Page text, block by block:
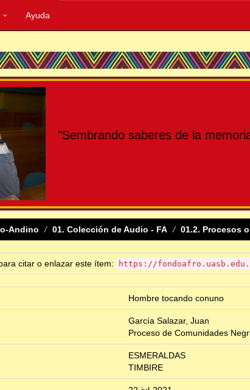
Ayuda
"Sembrando saberes de la
Andino 01. Colección de Audio - FA 01.2. Procesos
citar o enlazar este ítem: https://
Hombre tocando conuno
García Salazar, Juan
Proceso de Comunidades
ESMERALDAS
TIMBIRE